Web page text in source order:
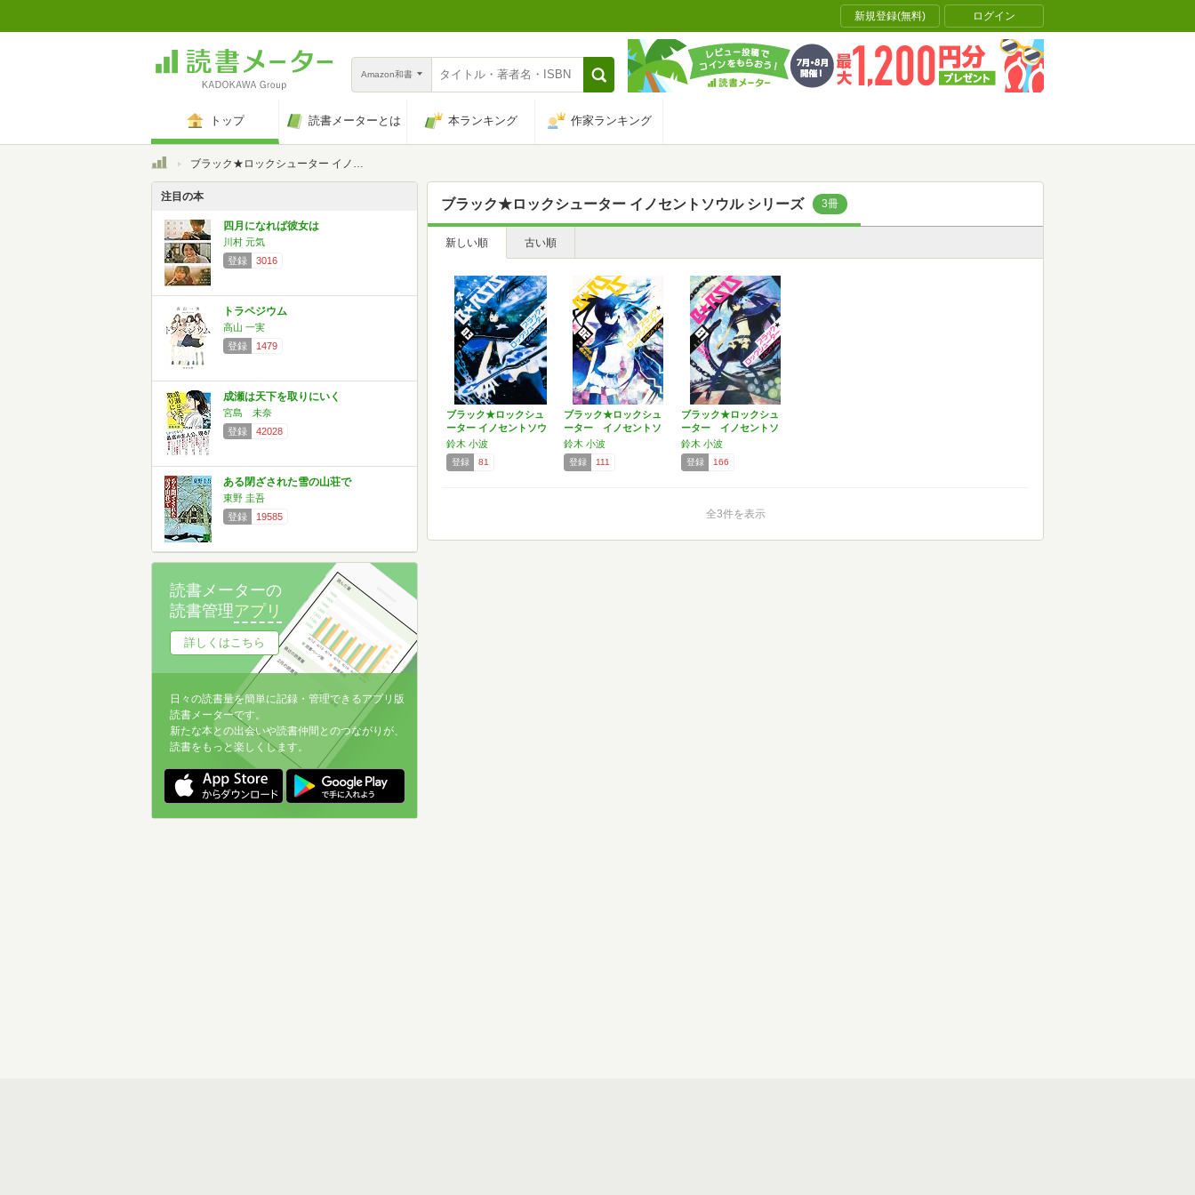
新規登録(無料) ログイン
Amazon和書
トップ 読書メーターとは 本ランキング 作家ランキング
トップブラック★ロックシューター イノセントソウル
ブラック★ロックシューター イノセントソウル シリーズ 3冊
新しい順 古い順
ブラック★ロックシュ
ーター イノセントソウ
ル…
鈴木 小波
登録 81
ブラック★ロックシュ
ーター イノセントソ
ウル…
鈴木 小波
登録 111
ブラック★ロックシュ
ーター イノセントソ
ウル…
鈴木 小波
登録 166
全3件を表示
注目の本
四月になれば彼女は
川村 元気
登録
3016
トラペジウム
高山 一実
登録
1479
成瀬は天下を取りにいく
宮島 未奈
登録
42028
ある閉ざされた雪の山荘で
東野 圭吾
登録
19585
読書メーターの
読書管理アプリ
詳しくはこちら
日々の読書量を簡単に記録・管理できるアプリ版
読書メーターです。
新たな本との出会いや読書仲間とのつながりが、
読書をもっと楽しくします。